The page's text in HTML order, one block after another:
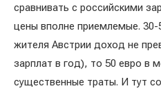
сравнивать с российскими
цены вполне приемлемые. 30-
жителя Австрии доход не
зарплат в год), то 50 евро в
существенные траты. И тут